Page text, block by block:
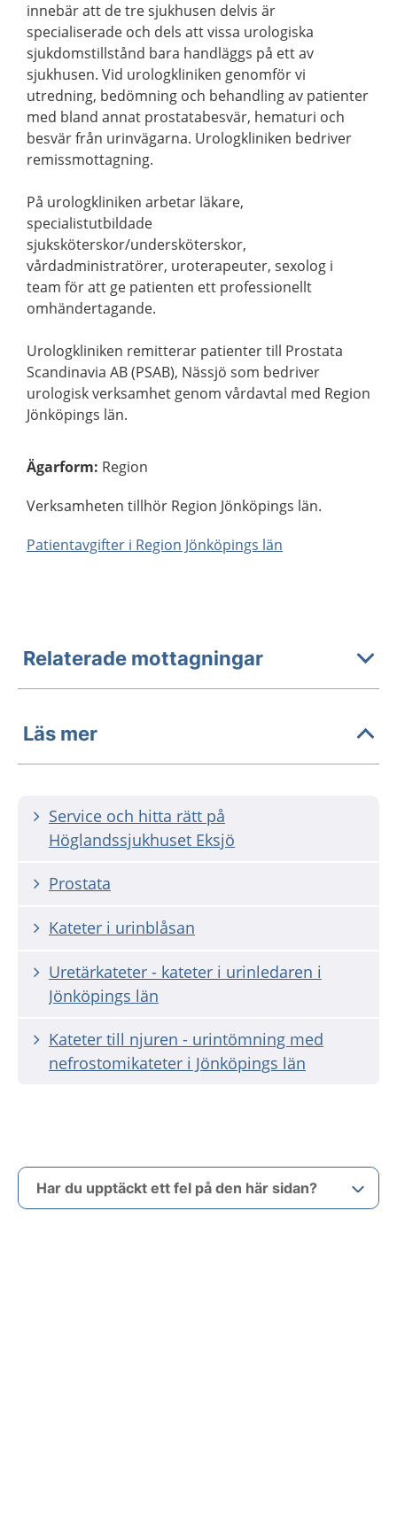
innebär att de tre sjukhusen delvis är
specialiserade och dels att vissa urologiska
sjukdomstillstånd bara handläggs på ett av
sjukhusen. Vid urologkliniken genomför vi
utredning, bedömning och behandling av patienter
med bland annat prostatabesvär, hematuri och
besvär från urinvägarna. Urologkliniken bedriver
remissmottagning.
På urologkliniken arbetar läkare,
specialistutbildade
sjuksköterskor/undersköterskor,
vårdadministratörer, uroterapeuter, sexolog i
team för att ge patienten ett professionellt
omhändertagande.
Urologkliniken remitterar patienter till Prostata
Scandinavia AB (PSAB), Nässjö som bedriver
urologisk verksamhet genom vårdavtal med Region
Jönköpings län.
Ägarform: Region
Verksamheten tillhör Region Jönköpings län.
Patientavgifter i Region Jönköpings län
Relaterade mottagningar
Läs mer
Service och hitta rätt på
Höglandssjukhuset Eksjö
Prostata
Kateter i urinblåsan
Uretärkateter - kateter i urinledaren i
Jönköpings län
Kateter till njuren - urintömning med
nefrostomikateter i Jönköpings län
Har du upptäckt ett fel på den här sidan?